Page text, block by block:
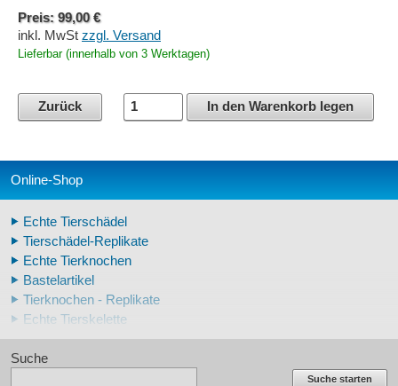
Preis: 99,00 €
inkl. MwSt zzgl. Versand
Lieferbar (innerhalb von 3 Werktagen)
Zurück In den Warenkorb legen
Online-Shop
Echte Tierschädel
Tierschädel-Replikate
Echte Tierknochen
Bastelartikel
Tierknochen - Replikate
Echte Tierskelette
Echte Tierzähne
Krallen- und Zahnreplikate
Suche
Suche starten